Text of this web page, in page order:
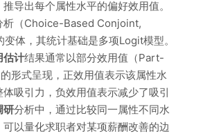
导出每个属性水平的偏好效用值。
析（Choice-Based Conjoint,
体，其统计基础是多项Logit模型。
估计结果通常以部分效用值（Part-
形式呈现，正效用值表示该属性水
吸引力，负效用值表示减少了吸引
研分析中，通过比较同一属性不同水
以量化求职者对某项薪酬改善的边